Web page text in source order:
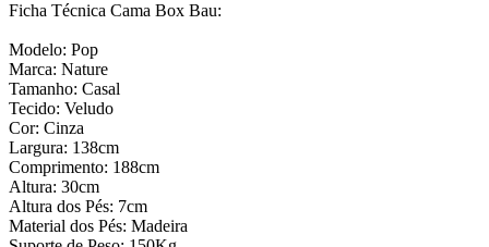
Ficha Técnica Cama Box Bau:
Modelo: Pop
Marca: Nature
Tamanho: Casal
Tecido: Veludo
Cor: Cinza
Largura: 138cm
Comprimento: 188cm
Altura: 30cm
Altura dos Pés: 7cm
Material dos Pés: Madeira